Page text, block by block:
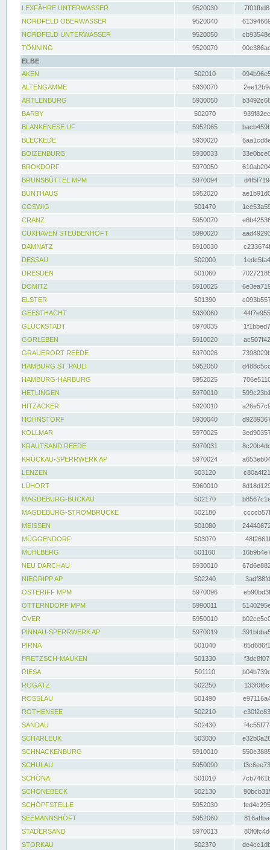
LEXFÄHRE UNTERWASSER
9520030
NORDFELD OBERWASSER
9520040
NORDFELD UNTERWASSER
9520050
TÖNNING
9520070
ELBE
AKEN
502010
ALTENGAMME
5930070
ARTLENBURG
5930050
BARBY
502070
BLANKENESE UF
5952065
BLECKEDE
5930020
BOIZENBURG
5930033
BROKDORF
5970050
BRUNSBÜTTEL MPM
5970094
BUNTHAUS
5952020
COSWIG
501470
CRANZ
5950070
CUXHAVEN STEUBENHÖFT
5990020
DAMNATZ
5910030
DESSAU
502000
DRESDEN
501060
DÖMITZ
5910025
ELSTER
501390
GEESTHACHT
5930060
GLÜCKSTADT
5970035
GORLEBEN
5910020
GRAUERORT REEDE
5970026
HAMBURG ST. PAULI
5952050
HAMBURG-HARBURG
5952025
HETLINGEN
5970010
HITZACKER
5920010
HOHNSTORF
5930040
KOLLMAR
5970025
KRAUTSAND REEDE
5970031
KRÜCKAU-SPERRWERK AP
5970024
LENZEN
503120
LÜHORT
5960010
MAGDEBURG-BUCKAU
502170
MAGDEBURG-STROMBRÜCKE
502180
MEISSEN
501080
MÜGGENDORF
503070
MÜHLBERG
501160
NEU DARCHAU
5930010
NIEGRIPP AP
502240
OSTERIFF MPM
5970096
OTTERNDORF MPM
5990011
OVER
5950010
PINNAU-SPERRWERK AP
5970019
PIRNA
501040
PRETZSCH-MAUKEN
501330
RIESA
501110
ROGÄTZ
502250
ROSSLAU
501490
ROTHENSEE
502210
SANDAU
502430
SCHARLEUK
503030
SCHNACKENBURG
5910010
SCHULAU
5950090
SCHÖNA
501010
SCHÖNEBECK
502130
SCHÖPFSTELLE
5952030
SEEMANNSHÖFT
5952060
STADERSAND
5970013
STORKAU
502370